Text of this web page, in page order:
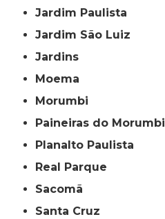
Jardim Paulista
Jardim São Luiz
Jardins
Moema
Morumbi
Paineiras do Morumbi
Planalto Paulista
Real Parque
Sacomã
Santa Cruz